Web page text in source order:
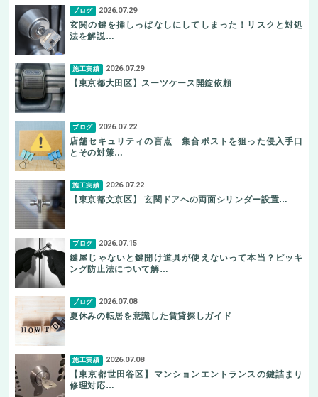
ブログ 2026.07.29
玄関の鍵を挿しっぱなしにしてしまった！リスクと対処
法を解説…
施工実績 2026.07.29
【東京都大田区】スーツケース開錠依頼
ブログ 2026.07.22
店舗セキュリティの盲点 集合ポストを狙った侵入手口
とその対策…
施工実績 2026.07.22
【東京都文京区】 玄関ドアへの両面シリンダー設置…
ブログ 2026.07.15
鍵屋じゃないと鍵開け道具が使えないって本当？ピッキ
ング防止法について解…
ブログ 2026.07.08
夏休みの転居を意識した賃貸探しガイド
施工実績 2026.07.08
【東京都世田谷区】マンションエントランスの鍵詰まり
修理対応…